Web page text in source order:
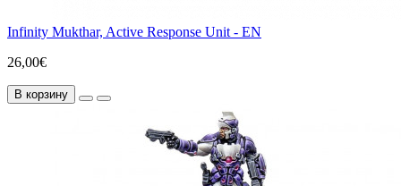
Infinity Mukthar, Active Response Unit - EN
26,00€
В корзину